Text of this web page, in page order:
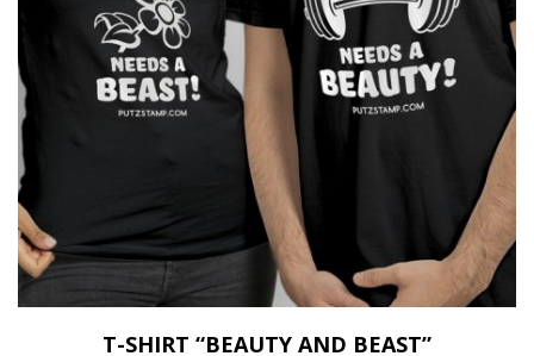
T-SHIRT “BEAUTY AND BEAST”